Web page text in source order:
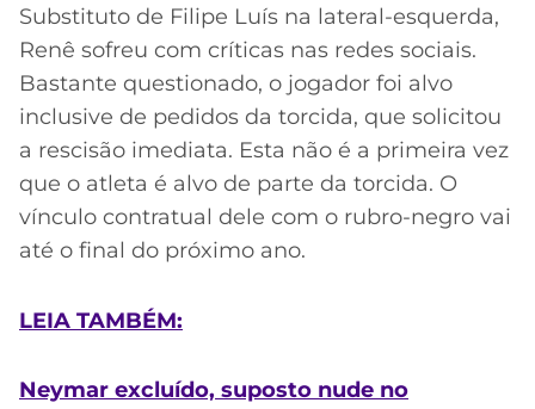
Substituto de Filipe Luís na lateral-esquerda,
Renê sofreu com críticas nas redes sociais.
Bastante questionado, o jogador foi alvo
inclusive de pedidos da torcida, que solicitou
a rescisão imediata. Esta não é a primeira vez
que o atleta é alvo de parte da torcida. O
vínculo contratual dele com o rubro-negro vai
até o final do próximo ano.
LEIA TAMBÉM:
Neymar excluído, suposto nude no